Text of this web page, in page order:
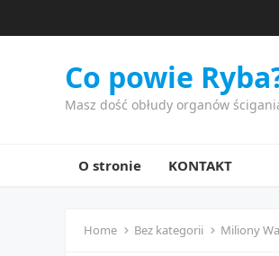
Co powie
Masz dość obłudy organów
O stronie KONTAKT
Home Bez kategorii Miliony Was